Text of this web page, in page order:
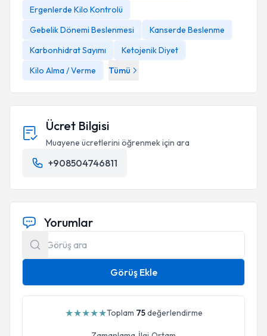
Ergenlerde Kilo Kontrolü
Gebelik Dönemi Beslenmesi
Kanserde Beslenme
Karbonhidrat Sayımı
Ketojenik Diyet
Kilo Alma / Verme
Tümü
Ücret Bilgisi
Muayene ücretlerini öğrenmek için ara
+908504746811
Yorumlar
Görüş Ekle
★★★★★Toplam 75değerlendirme